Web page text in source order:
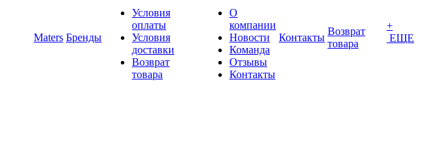
Maters Бренды
Условия
оплаты
Условия
доставки
Возврат
товара
О
компании
Новости
Команда
Отзывы
Контакты
Контакты
Возврат
товара
+
ЕЩЕ